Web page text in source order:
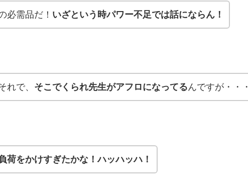
必需品だ！ いざという時パワー不足では話にならん！
れで、 そこでくられ先生がアフロになってるんですが・・・
荷をかけすぎたかな！ハッハッハ！